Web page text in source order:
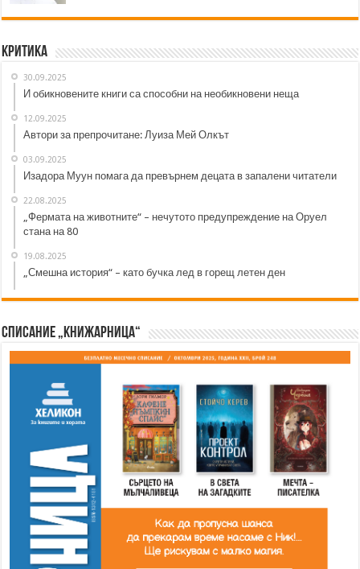
Критика
30.09.2025
И обикновените книги са способни на необикновени неща
12.09.2025
Автори за препрочитане: Луиза Мей Олкът
03.09.2025
Изадора Муун помага да превърнем децата в запалени читатели
22.08.2025
„Фермата на животните“ – нечутото предупреждение на Оруел
стана на 80
19.08.2025
„Смешна история“ – като бучка лед в горещ летен ден
Списание „Книжарница“